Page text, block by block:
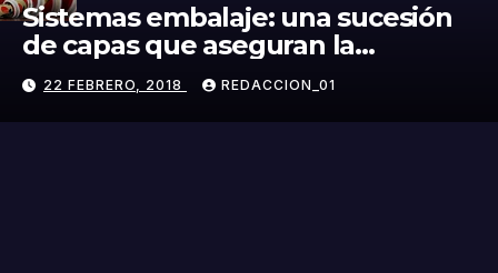
Sistemas embalaje: una sucesión
de capas que aseguran la
integridad del producto
22 FEBRERO, 2018 REDACCION_01